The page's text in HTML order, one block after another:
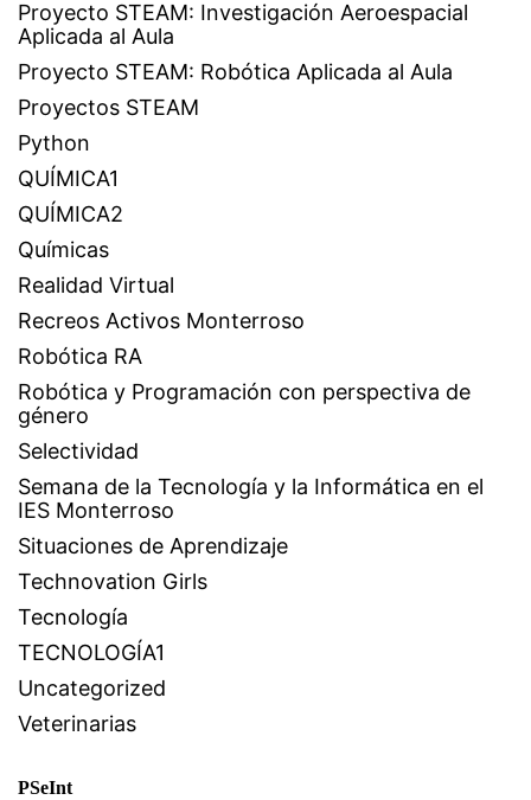
Proyecto STEAM: Investigación Aeroespacial
Aplicada al Aula
Proyecto STEAM: Robótica Aplicada al Aula
Proyectos STEAM
Python
QUÍMICA1
QUÍMICA2
Químicas
Realidad Virtual
Recreos Activos Monterroso
Robótica RA
Robótica y Programación con perspectiva de
género
Selectividad
Semana de la Tecnología y la Informática en el
IES Monterroso
Situaciones de Aprendizaje
Technovation Girls
Tecnología
TECNOLOGÍA1
Uncategorized
Veterinarias
PSeInt